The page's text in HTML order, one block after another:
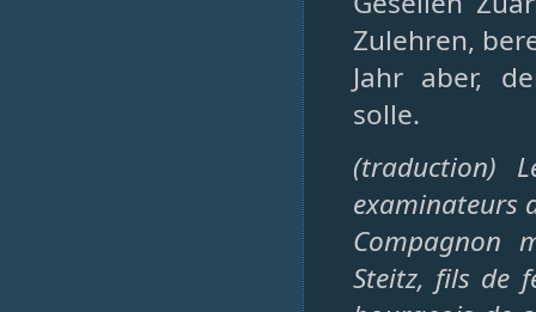
Zulehren,
Jahr aber,
solle.
(traduction)
examinateurs
Compagnon
Steitz, fils de